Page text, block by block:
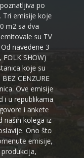
po
Tri emisije koje
m2 sa dva
su TV
navedene 3
SHOW)
koje su
CENZURE
Ove emisije
i u republikama
i ankete
naših kolega iz
Ono što
emisije,